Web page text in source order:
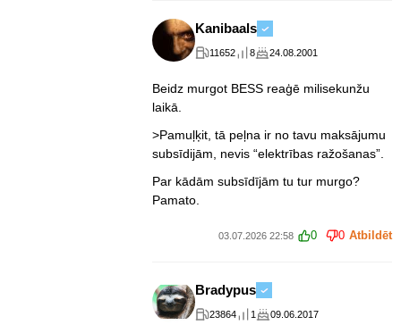
Kanibaals
11652 8 24.08.2001
Beidz murgot BESS reaģē milisekunžu
laikā.
>Pamuļķit, tā peļna ir no tavu maksājumu
subsīdijām, nevis “elektrības ražošanas”.
Par kādām subsīdījām tu tur murgo?
Pamato.
03.07.2026 22:58 0 0 Atbildēt
Bradypus
23864 1 09.06.2017